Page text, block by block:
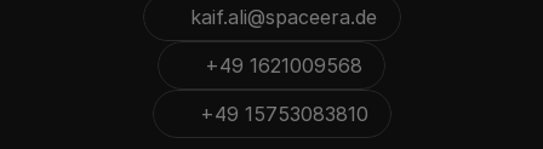
Kopiert
Kopieren
Kopiert
kaif.ali@spaceera.de
Kopieren
Kopiert
+49 1621009568
Kopieren
+49 15753083810